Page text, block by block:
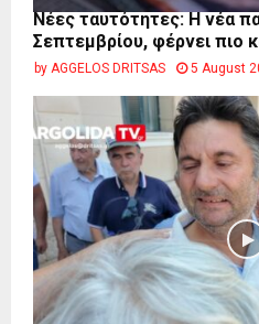
Νέες ταυτότητες: Η νέα
Σεπτεμβρίου, φέρνει πιο
by AGGELOS DRITSAS 5 August